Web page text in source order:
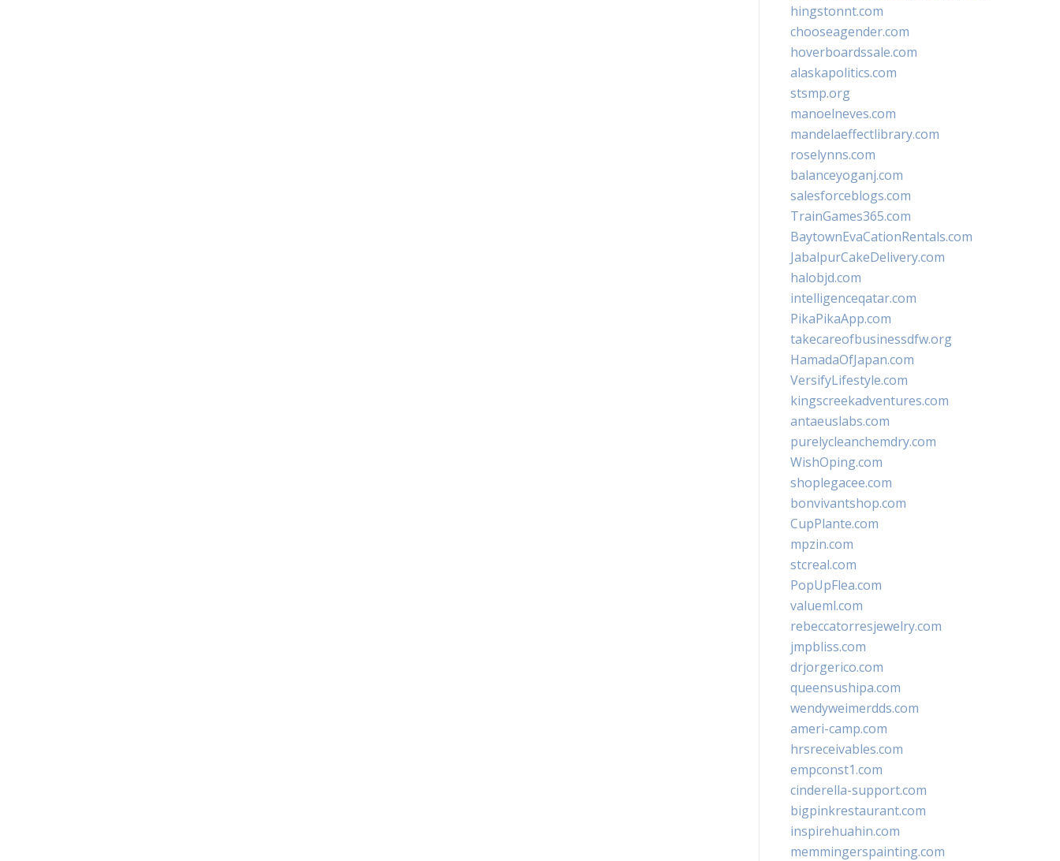
hingstonnt.com
chooseagender.com
hoverboardssale.com
alaskapolitics.com
stsmp.org
manoelneves.com
mandelaeffectlibrary.com
roselynns.com
balanceyoganj.com
salesforceblogs.com
TrainGames365.com
BaytownEvaCationRentals.com
JabalpurCakeDelivery.com
halobjd.com
intelligenceqatar.com
PikaPikaApp.com
takecareofbusinessdfw.org
HamadaOfJapan.com
VersifyLifestyle.com
kingscreekadventures.com
antaeuslabs.com
purelycleanchemdry.com
WishOping.com
shoplegacee.com
bonvivantshop.com
CupPlante.com
mpzin.com
stcreal.com
PopUpFlea.com
valueml.com
rebeccatorresjewelry.com
jmpbliss.com
drjorgerico.com
queensushipa.com
wendyweimerdds.com
ameri-camp.com
hrsreceivables.com
empconst1.com
cinderella-support.com
bigpinkrestaurant.com
inspirehuahin.com
memmingerspainting.com